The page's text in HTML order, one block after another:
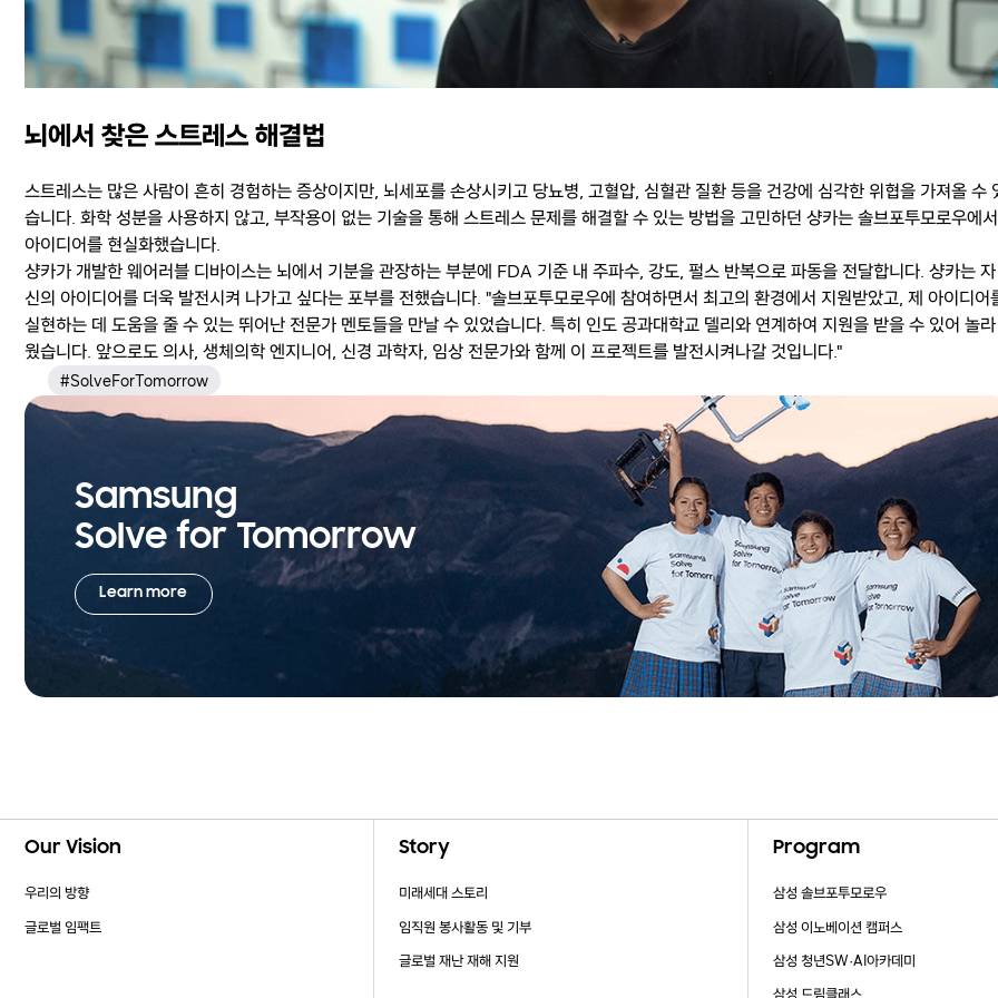
뇌에서 찾은 스트레스 해결법
스트레스는 많은 사람이 흔히 경험하는 증상이지만, 뇌세포를 손상시키고 당뇨병, 고혈압, 심혈관 질환 등을 건강에 심각한 위협을 가져올 수
습니다. 화학 성분을 사용하지 않고, 부작용이 없는 기술을 통해 스트레스 문제를 해결할 수 있는 방법을 고민하던 샹카는 솔브포투모로우에서
아이디어를 현실화했습니다.
샹카가 개발한 웨어러블 디바이스는 뇌에서 기분을 관장하는 부분에 FDA 기준 내 주파수, 강도, 펄스 반복으로 파동을 전달합니다. 샹카는 자
신의 아이디어를 더욱 발전시켜 나가고 싶다는 포부를 전했습니다. "솔브포투모로우에 참여하면서 최고의 환경에서 지원받았고, 제 아이디어
실현하는 데 도움을 줄 수 있는 뛰어난 전문가 멘토들을 만날 수 있었습니다. 특히 인도 공과대학교 델리와 연계하여 지원을 받을 수 있어 놀라
웠습니다. 앞으로도 의사, 생체의학 엔지니어, 신경 과학자, 임상 전문가와 함께 이 프로젝트를 발전시켜나갈 것입니다."
#SolveForTomorrow
Samsung
Solve for Tomorrow
Learn more
Our Vision
우리의 방향
글로벌 임팩트
Story
미래세대 스토리
임직원 봉사활동 및 기부
글로벌 재난 재해 지원
Program
삼성 솔브포투모로우
삼성 이노베이션 캠퍼스
삼성 청년SW·AI아카데미
삼성 드림클래스